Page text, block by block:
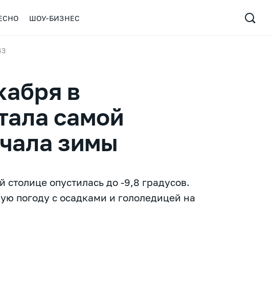
ШОУ-БИЗНЕС
в
самой
зимы
столице опустилась до -9,8 градусов.
погоду с осадками и гололедицей на